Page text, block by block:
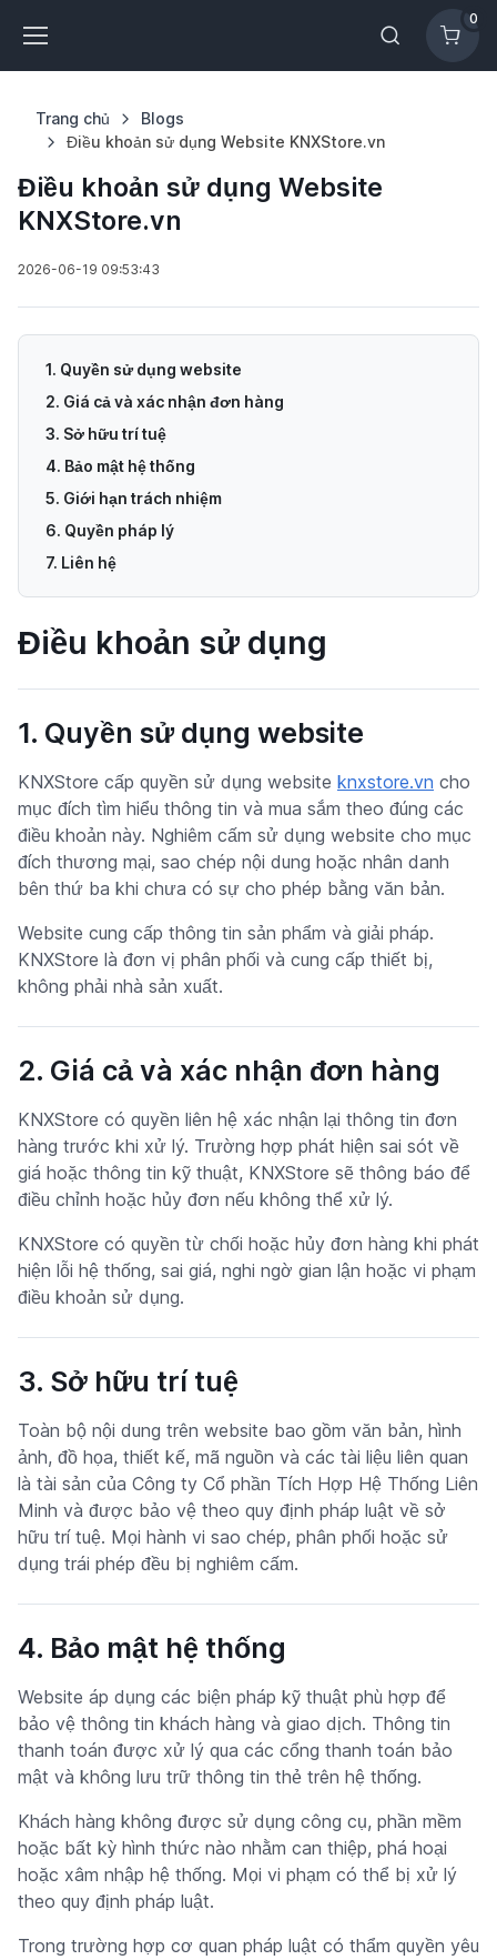
0
Trang chủ
Blogs
Điều khoản sử dụng Website KNXStore.vn
Điều khoản sử dụng Website
KNXStore.vn
2026-06-19 09:53:43
1. Quyền sử dụng website
2. Giá cả và xác nhận đơn hàng
3. Sở hữu trí tuệ
4. Bảo mật hệ thống
5. Giới hạn trách nhiệm
6. Quyền pháp lý
7. Liên hệ
Điều khoản sử dụng
1. Quyền sử dụng website
KNXStore cấp quyền sử dụng website knxstore.vn cho
mục đích tìm hiểu thông tin và mua sắm theo đúng các
điều khoản này. Nghiêm cấm sử dụng website cho mục
đích thương mại, sao chép nội dung hoặc nhân danh
bên thứ ba khi chưa có sự cho phép bằng văn bản.
Website cung cấp thông tin sản phẩm và giải pháp.
KNXStore là đơn vị phân phối và cung cấp thiết bị,
không phải nhà sản xuất.
2. Giá cả và xác nhận đơn hàng
KNXStore có quyền liên hệ xác nhận lại thông tin đơn
hàng trước khi xử lý. Trường hợp phát hiện sai sót về
giá hoặc thông tin kỹ thuật, KNXStore sẽ thông báo để
điều chỉnh hoặc hủy đơn nếu không thể xử lý.
KNXStore có quyền từ chối hoặc hủy đơn hàng khi phát
hiện lỗi hệ thống, sai giá, nghi ngờ gian lận hoặc vi phạm
điều khoản sử dụng.
3. Sở hữu trí tuệ
Toàn bộ nội dung trên website bao gồm văn bản, hình
ảnh, đồ họa, thiết kế, mã nguồn và các tài liệu liên quan
là tài sản của Công ty Cổ phần Tích Hợp Hệ Thống Liên
Minh và được bảo vệ theo quy định pháp luật về sở
hữu trí tuệ. Mọi hành vi sao chép, phân phối hoặc sử
dụng trái phép đều bị nghiêm cấm.
4. Bảo mật hệ thống
Website áp dụng các biện pháp kỹ thuật phù hợp để
bảo vệ thông tin khách hàng và giao dịch. Thông tin
thanh toán được xử lý qua các cổng thanh toán bảo
mật và không lưu trữ thông tin thẻ trên hệ thống.
Khách hàng không được sử dụng công cụ, phần mềm
hoặc bất kỳ hình thức nào nhằm can thiệp, phá hoại
hoặc xâm nhập hệ thống. Mọi vi phạm có thể bị xử lý
theo quy định pháp luật.
Trong trường hợp cơ quan pháp luật có thẩm quyền yêu